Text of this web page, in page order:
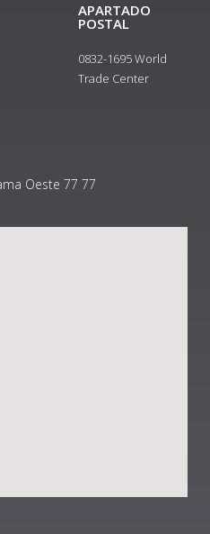
APARTADO
POSTAL
0832-1695 World
Trade Center
Oeste 77 77